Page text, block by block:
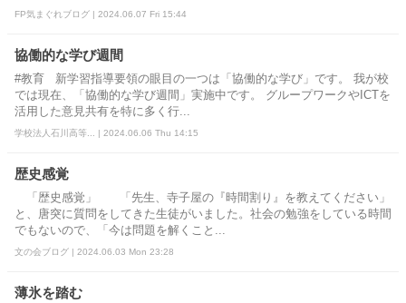
FP気まぐれブログ | 2024.06.07 Fri 15:44
協働的な学び週間
#教育 新学習指導要領の眼目の一つは「協働的な学び」です。 我が校
では現在、「協働的な学び週間」実施中です。 グループワークやICTを
活用した意見共有を特に多く行...
学校法人石川高等... | 2024.06.06 Thu 14:15
歴史感覚
「歴史感覚」 「先生、寺子屋の『時間割り』を教えてください」
と、唐突に質問をしてきた生徒がいました。社会の勉強をしている時間
でもないので、「今は問題を解くこと...
文の会ブログ | 2024.06.03 Mon 23:28
薄氷を踏む